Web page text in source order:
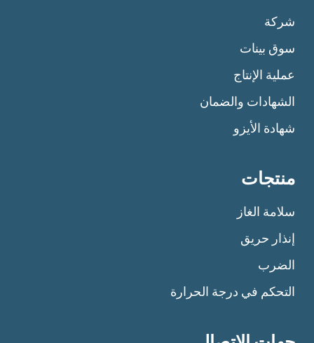
شركة
سوق بينات
عملية الإنتاج
الشهادات والضمان
شهادة الأيزو
منتجات
سلامة الغاز
إنذار حريق
الضرب
التحكم في درجة الحرارة